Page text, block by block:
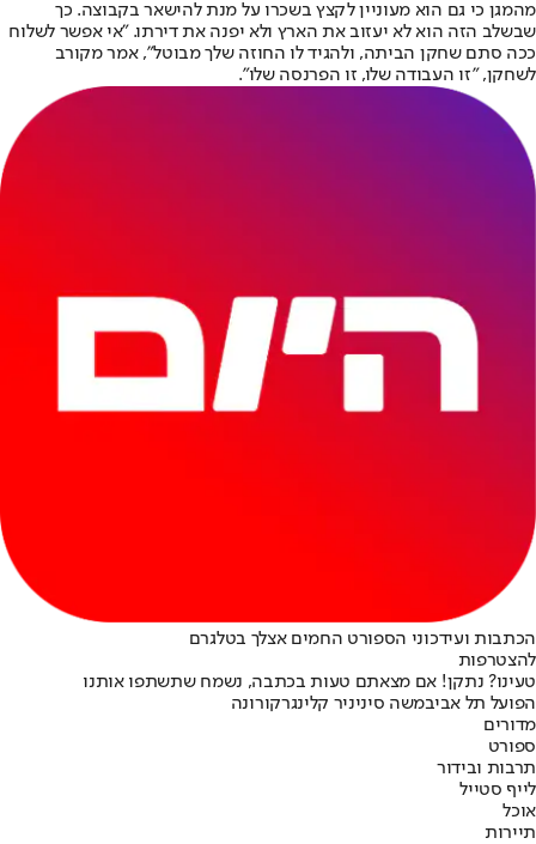
מהמגן כי גם הוא מעוניין לקצץ בשכרו על מנת להישאר בקבוצה. כך
שבשלב הזה הוא לא יעזוב את הארץ ולא יפנה את דירתו. "אי אפשר לשלוח
ככה סתם שחקן הביתה, ולהגיד לו החוזה שלך מבוטל", אמר מקורב
לשחקן, "זו העבודה שלו, זו הפרנסה שלו".
הכתבות ועידכוני הספורט החמים אצלך בטלגרם
להצטרפות
טעינו? נתקן! אם מצאתם טעות בכתבה, נשמח שתשתפו אותנו
הפועל תל אביבמשה סיניניר קלינגרקורונה
מדורים
ספורט
תרבות ובידור
לייף סטייל
אוכל
תיירות